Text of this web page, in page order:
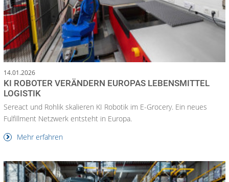
14.01.2026
KI ROBOTER VERÄNDERN EUROPAS LEBENSMITTEL
LOGISTIK
Sereact und Rohlik skalieren KI Robotik im E-Grocery. Ein neues
Fulfillment Netzwerk entsteht in Europa.
Mehr erfahren